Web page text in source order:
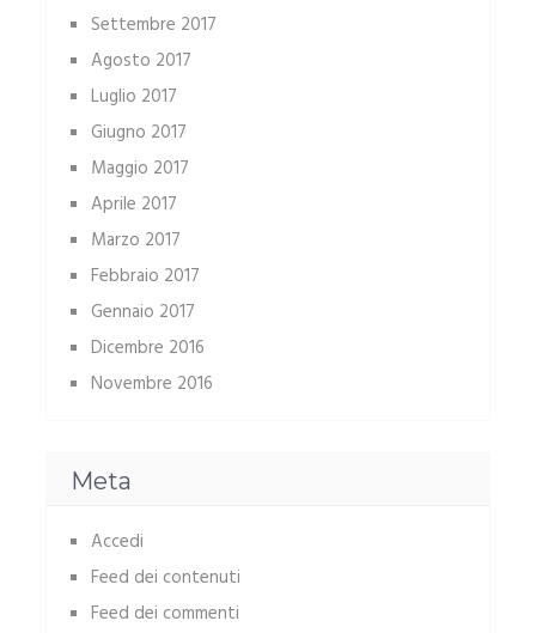
Settembre 2017
Agosto 2017
Luglio 2017
Giugno 2017
Maggio 2017
Aprile 2017
Marzo 2017
Febbraio 2017
Gennaio 2017
Dicembre 2016
Novembre 2016
Meta
Accedi
Feed dei contenuti
Feed dei commenti